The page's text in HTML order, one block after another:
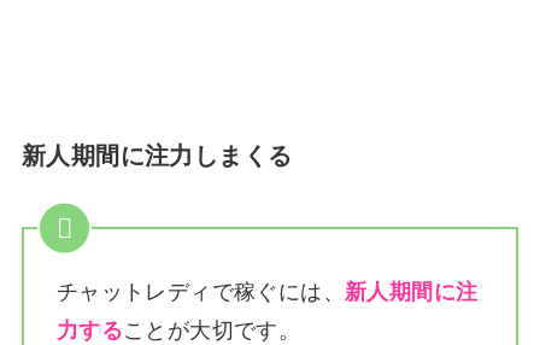
新人期間に注力しまくる
チャットレディで稼ぐには、新人期間に注
力することが大切です。